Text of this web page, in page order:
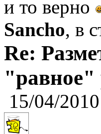
и то верно
Sancho, в
Re:
"равное"
15/04/